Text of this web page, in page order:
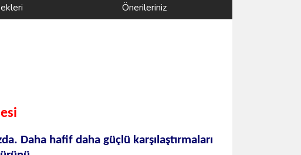
Önerileriniz
Daha hafif daha güçlü karşılaştırmaları